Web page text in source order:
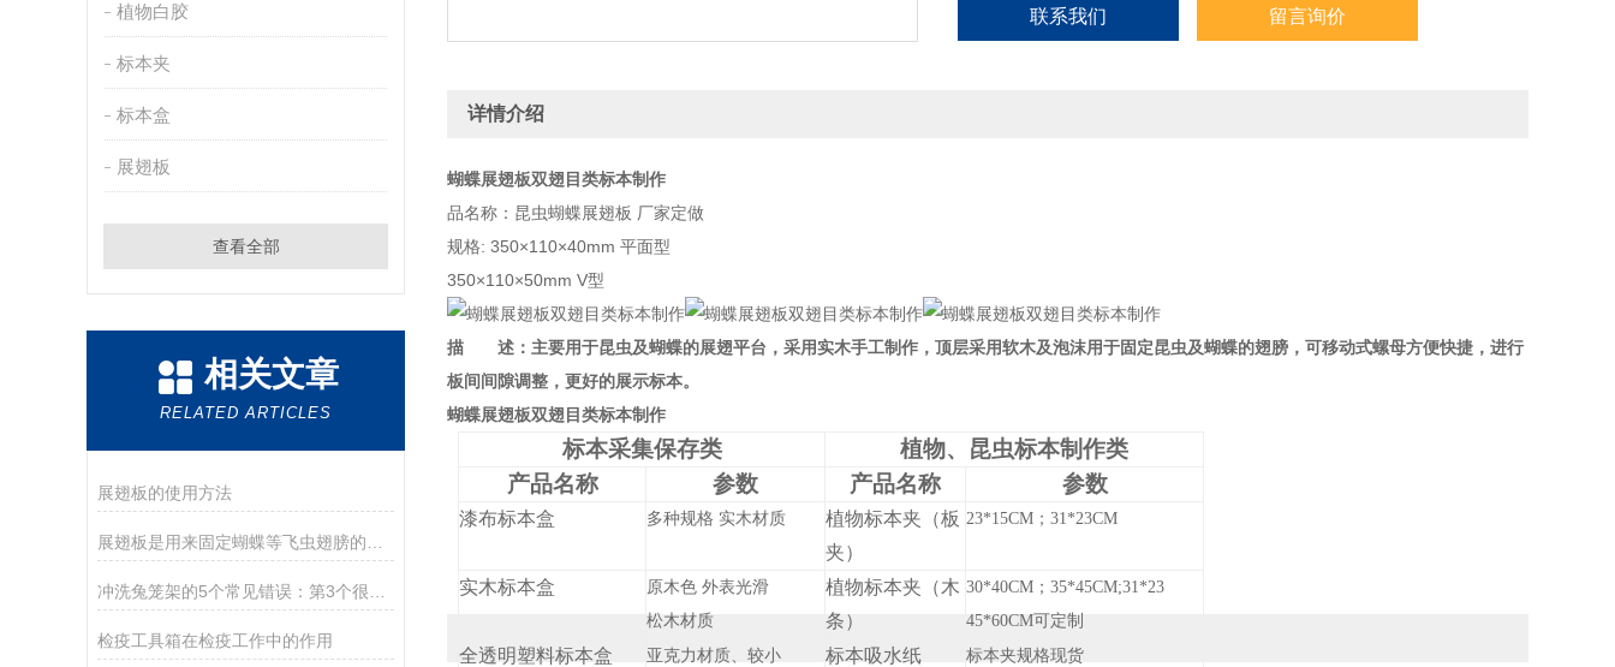
植物白胶
标本夹
标本盒
展翅板
查看全部
相关文章
RELATED ARTICLES
展翅板的使用方法
检疫工具箱在检疫工作中的作用
联系我们 留言询价
详情介绍
蝴蝶展翅板双翅目类标本制作
品名称：昆虫蝴蝶展翅板 厂家定做
规格: 350×110×40mm 平面型
350×110×50mm V型
描 述：主要用于昆虫及蝴蝶的展翅平台，采用实木手工制作，顶层采用软木及泡沫用于固定昆虫及蝴蝶的翅膀，可移动式螺母方便快捷，进行
板间间隙调整，更好的展示标本。
蝴蝶展翅板双翅目类标本制作
标本采集保存类
植物、昆虫标本制作类
产品名称
参数 产品名称 参数
漆布标本盒 多种规格 实木材质
植物标本夹（板
夹）
23*15CM ；31*23CM
实木标本盒
原木色 外表光滑
松木材质
植物标本夹（木
条）
30*40CM ；35*45CM;31*23
45*60CM可定制
全透明塑料标本盒 亚克力材质、较小 标本吸水纸 标本夹规格现货